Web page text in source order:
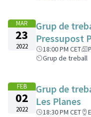
MAR
23
2022
Grup de
Pressupost
18:00 PM CET
Grup de treball
FEB
02
2022
Grup de
Les Planes
18:30 PM CET